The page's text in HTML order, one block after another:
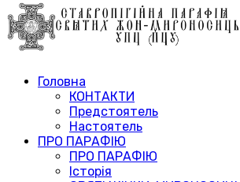
Головна
КОНТАКТИ
Предстоятель
Настоятель
ПРО ПАРАФІЮ
ПРО ПАРАФІЮ
Історія